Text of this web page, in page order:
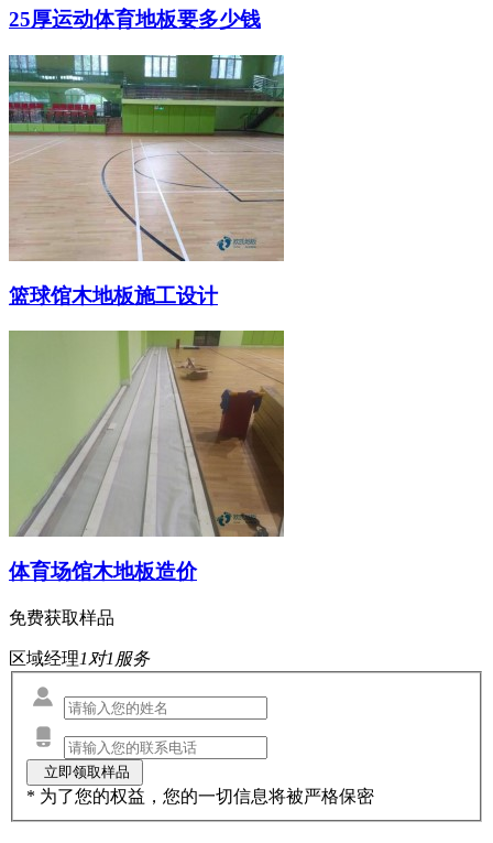
25厚运动体育地板要多少钱
篮球馆木地板施工设计
体育场馆木地板造价
免费获取样品
区域经理1对1服务
* 为了您的权益，您的一切信息将被严格保密